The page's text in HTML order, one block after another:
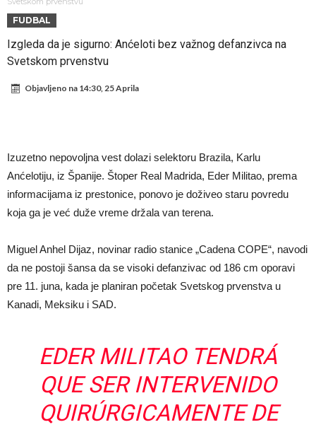
Prva ponuda za Rafaela Leaa – odbijena!
Zašto je nepoznati italijanski petoligaš dobio nevjerovatan stadion
tjera suze
GROM USMRTIO FUDBALERA: Velika tragedija! Povrijeđeno još 12
igrača!
FUDBAL
Izgleda da je sigurno: Anćeloti bez važnog defanzivca na
Svetskom prvenstvu
Objavljeno na 14:30, 25 Aprila
Izuzetno nepovoljna vest dolazi selektoru Brazila, Karlu
Anćelotiju, iz Španije. Štoper Real Madrida, Eder Militao, prema
informacijama iz prestonice, ponovo je doživeo staru povredu
koja ga je već duže vreme držala van terena.
Miguel Anhel Dijaz, novinar radio stanice „Cadena COPE“, navodi
da ne postoji šansa da se visoki defanzivac od 186 cm oporavi
pre 11. juna, kada je planiran početak Svetskog prvenstva u
Kanadi, Meksiku i SAD.
EDER MILITAO TENDRÁ
QUE SER INTERVENIDO
QUIRÚRGICAMENTE DE